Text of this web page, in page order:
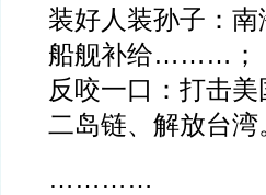
装好人装孙子：
船舰补给………；
反咬一口：打击
二岛链、解放台湾
…………